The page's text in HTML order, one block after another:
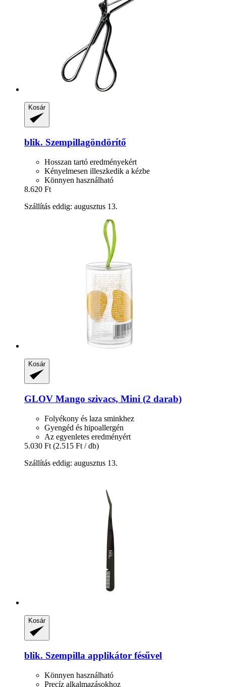
Kosár
blik. Szempillagöndörítő
Hosszan tartó eredményekért
Kényelmesen illeszkedik a kézbe
Könnyen használható
8.620 Ft
Szállítás eddig: augusztus 13.
Kosár
GLOV Mango szivacs, Mini (2 darab)
Folyékony és laza sminkhez
Gyengéd és hipoallergén
Az egyenletes eredményért
5.030 Ft (2.515 Ft / db)
Szállítás eddig: augusztus 13.
Kosár
blik. Szempilla applikátor fésűvel
Könnyen használható
Precíz alkalmazásokhoz